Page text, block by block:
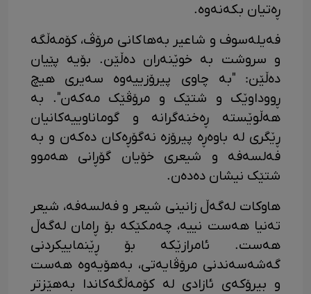
ڕەتیان بکەنەوە.
فەیلەسوف و شاعیر بەهاکانی مرۆڤ، کۆمەڵگە
و سروشت بە خوێنەران دەڵێن. بۆیە پێیان
دەڵێن: "بە چاوی پیرۆزییەوە سەیری هیچ
ڕووداوێک و شتێک و مرۆڤێک مەکەن". بە
هەڵوێستە ڕەخنەگرانە و گوماناوییەکانیان
ڕێگری لە باوەڕە پیرۆزە نەگۆڕەکان دەکەن و بە
فەلسەفە و شیعری خۆیان گۆڕانی هەموو
شتێک نیشان دەدەن.
هاوکات لەگەڵ زانینی شیعر و فەلسەفە، شیعر
تەنیا هەست نییە، چەمکێکە بۆ ڕامان لەگەڵ
هەست. ئامرازێکە بۆ ڕێنماییکردنی
گەشەسەندنی مرۆڤایەتی، بەهۆیەوە هەست
و بیرۆکەی ئازادی لە کۆمەڵگەکاندا بەهێزتر